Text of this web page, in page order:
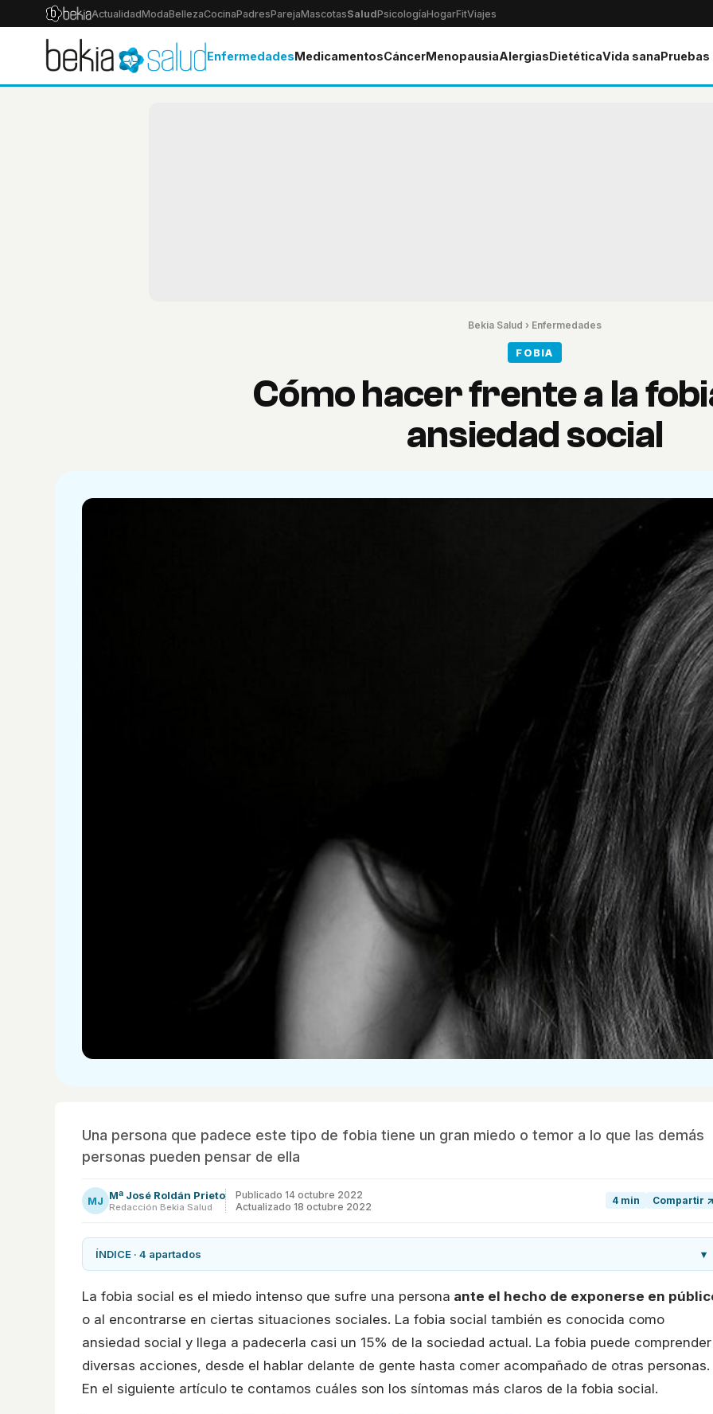
ActualidadModaBellezaCocinaPadresParejaMascotasSaludPsicologíaHogarFitViajes
EnfermedadesMedicamentosCáncerMenopausiaAlergiasDietéticaVida sana
Bekia Salud › Enfermedades
FOBIA
Cómo hacer frente a la
ansiedad social
Una persona que padece este tipo de fobia tiene un gran miedo o temor a lo que las demás
personas pueden pensar de ella
MJ Mª José Roldán Prieto
Redacción Bekia Salud
Publicado 14 octubre 2022
Actualizado 18 octubre 2022
4 min Compartir ↗
ÍNDICE · 4 apartados ▾
La fobia social es el miedo intenso que sufre una persona ante el hecho de exponerse en
o al encontrarse en ciertas situaciones sociales. La fobia social también es conocida como
ansiedad social y llega a padecerla casi un 15% de la sociedad actual. La fobia puede comprender
diversas acciones, desde el hablar delante de gente hasta comer acompañado de otras personas.
En el siguiente artículo te contamos cuáles son los síntomas más claros de la fobia social.